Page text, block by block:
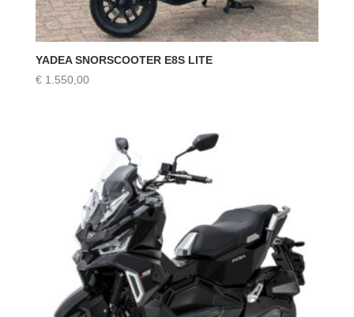
YADEA SNORSCOOTER E8S LITE
€1.550,00